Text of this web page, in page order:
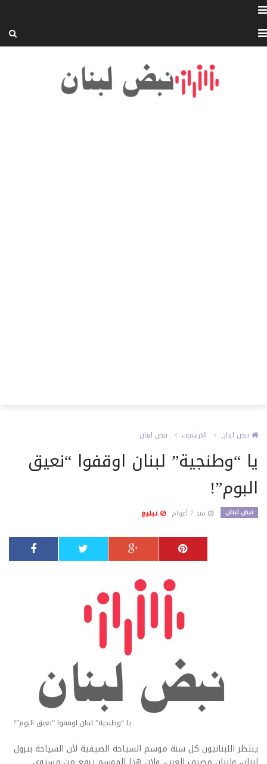
نبض لبنان الارشيف نبض لبنان
يا “وطنجية” لبنان اوقفوا “نعيق
البوم”!
نبض لبنان منذ 7 أعوام تبليغ
يا “وطنجية” لبنان اوقفوا “نعيق البوم”!
ينتظر اللبنانيون كل سنة موسم السياحة الصيفية لأن السياحة بترول